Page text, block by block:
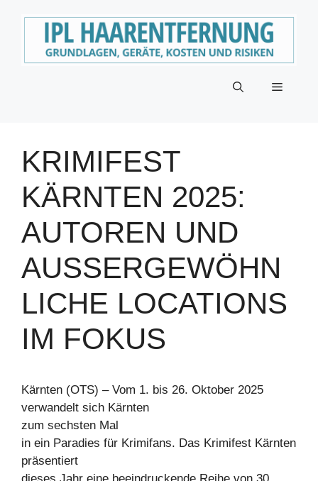
Menü
KRIMIFEST
KÄRNTEN 2025:
AUTOREN UND
AUSSERGEWÖHNL
ICHE LOCATIONS I
M FOKUS
Kärnten (OTS) – Vom 1. bis 26. Oktober 2025
verwandelt sich Kärnten
zum sechsten Mal
in ein Paradies für Krimifans. Das Krimifest Kärnten
präsentiert